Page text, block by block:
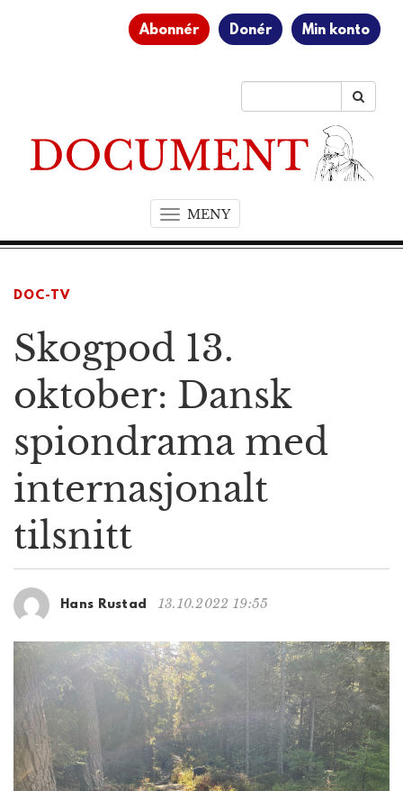
Abonnér Donér Min konto
MENYT
o
a
i
a
t
o
DOC-TV
Skogpod 13.
oktober: Dansk
spiondrama med
internasjonalt
tilsnitt
Hans Rustad 13.10.2022 19:55